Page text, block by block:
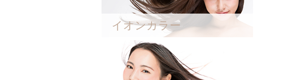
イオンカラー